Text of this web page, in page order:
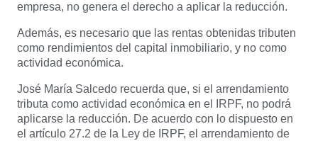
empresa, no genera el derecho a aplicar la reducción.
Además, es necesario que las rentas obtenidas tributen
como rendimientos del capital inmobiliario, y no como
actividad económica.
José María Salcedo recuerda que, si el arrendamiento
tributa como actividad económica en el IRPF, no podrá
aplicarse la reducción. De acuerdo con lo dispuesto en
el artículo 27.2 de la Ley de IRPF, el arrendamiento de